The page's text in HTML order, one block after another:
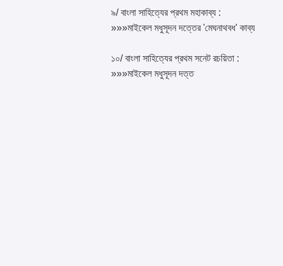
৯/ বাংলা সাহিত্যের প্রথম মহাকাব্য :
»»»মাইকেল মধুসূদন দত্তের 'মেঘনাথবধ' কাব্য
১০/ বাংলা সাহিত্যের প্রথম সনেট রচয়িতা :
»»»মাইকেল মধুসূদন দত্ত